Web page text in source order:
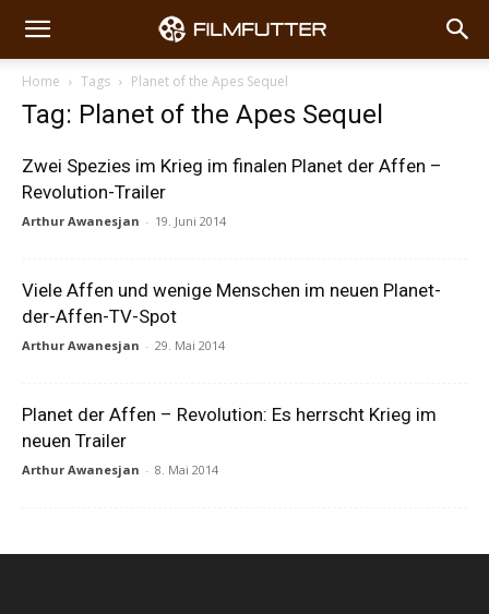
Home Tags Planet of the Apes Sequel
Tag: Planet of the Apes Sequel
Zwei Spezies im Krieg im finalen Planet der Affen –
Revolution-Trailer
Arthur Awanesjan - 19. Juni 2014
Viele Affen und wenige Menschen im neuen Planet-
der-Affen-TV-Spot
Arthur Awanesjan - 29. Mai 2014
Planet der Affen – Revolution: Es herrscht Krieg im
neuen Trailer
Arthur Awanesjan - 8. Mai 2014